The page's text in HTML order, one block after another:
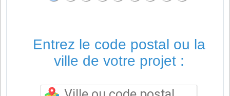
Entrez le code postal ou la
ville de votre projet :